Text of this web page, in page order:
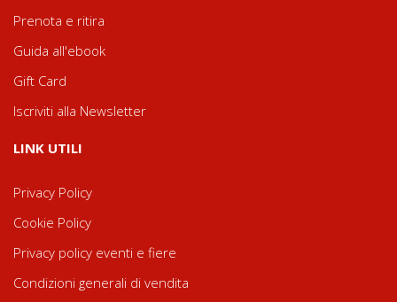
Prenota e ritira
Guida all'ebook
Gift Card
Iscriviti alla Newsletter
LINK UTILI
Privacy Policy
Cookie Policy
Privacy policy eventi e fiere
Condizioni generali di vendita